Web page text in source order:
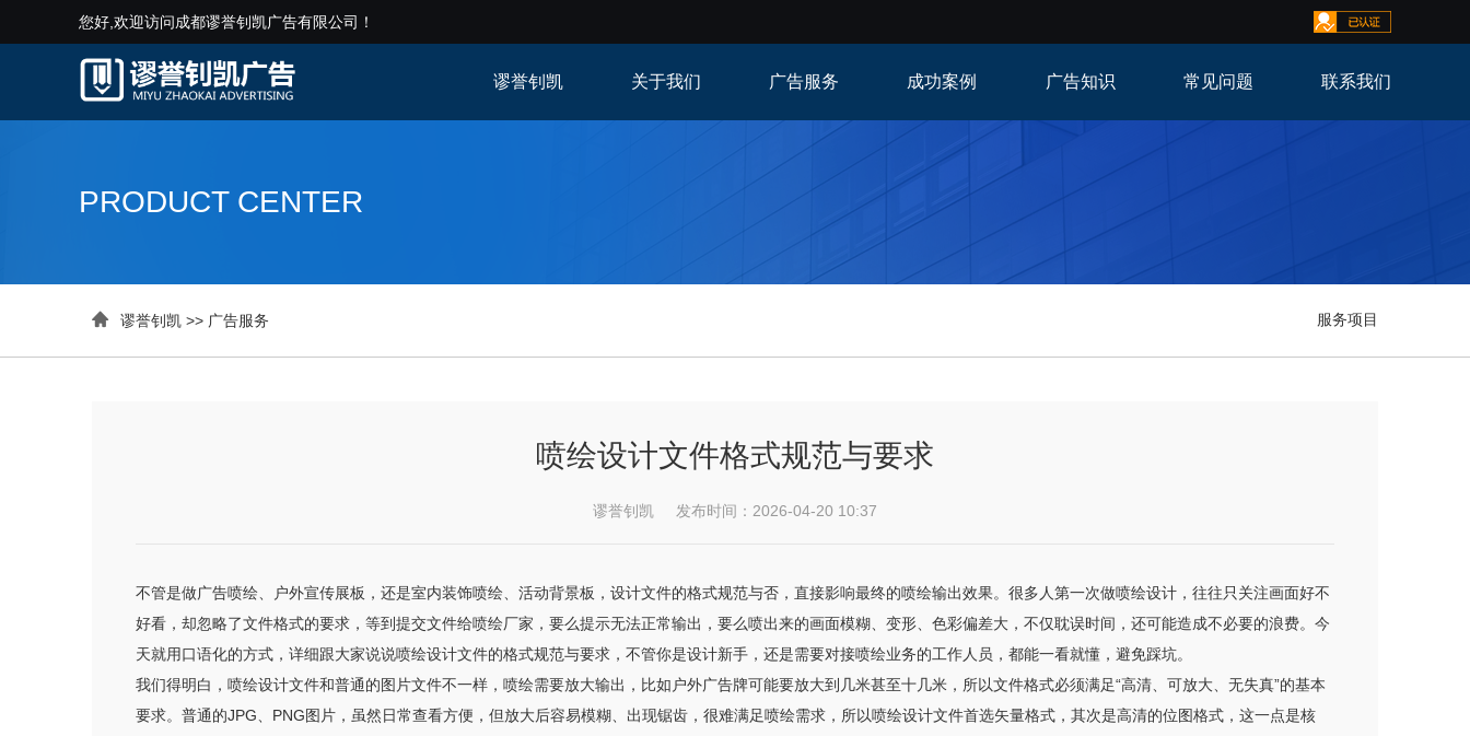
您好,欢迎访问成都谬誉钊凯广告有限公司！
谬誉钊凯 关于我们 广告服务 成功案例 广告知识 常见问题 联系我们
PRODUCT CENTER
 谬誉钊凯 >> 广告服务 服务项目
喷绘设计文件格式规范与要求
谬誉钊凯 发布时间：2026-04-20 10:37
不管是做广告喷绘、户外宣传展板，还是室内装饰喷绘、活动背景板，设计文件的格式规范与否，直接影响最终的喷绘输出效果。很多人第一次做喷绘设计，往往只关注画面好不
好看，却忽略了文件格式的要求，等到提交文件给喷绘厂家，要么提示无法正常输出，要么喷出来的画面模糊、变形、色彩偏差大，不仅耽误时间，还可能造成不必要的浪费。今
天就用口语化的方式，详细跟大家说说喷绘设计文件的格式规范与要求，不管你是设计新手，还是需要对接喷绘业务的工作人员，都能一看就懂，避免踩坑。
我们得明白，喷绘设计文件和普通的图片文件不一样，喷绘需要放大输出，比如户外广告牌可能要放大到几米甚至十几米，所以文件格式必须满足“高清、可放大、无失真”的基本
要求。普通的JPG、PNG图片，虽然日常查看方便，但放大后容易模糊、出现锯齿，很难满足喷绘需求，所以喷绘设计文件首选矢量格式，其次是高清的位图格式，这一点是核